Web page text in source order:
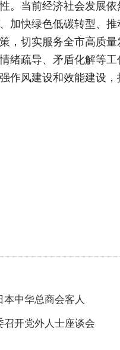
。当前经济社会发展
加快绿色低碳转型、
，切实服务全市高质
绪疏导、矛盾化解等
作风建设和效能建设，
中华总商会客人
开党外人士座谈会